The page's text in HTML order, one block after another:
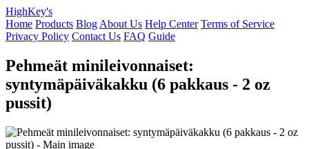
HighKey's
Home Products Blog About Us Help Center Terms of Service
Privacy Policy Contact Us FAQ Guide
Pehmeät minileivonnaiset:
syntymäpäiväkakku (6 pakkaus - 2 oz
pussit)